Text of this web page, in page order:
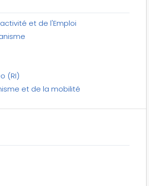
et de l'Emploi
(RI)
et de la mobilité